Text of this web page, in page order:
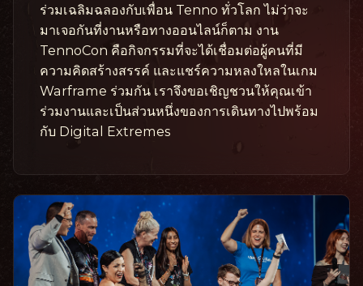
ร่วมเฉลิมฉลองกับเพื่อน Tenno ทั่วโลก ไม่ว่าจะ
มาเจอกันที่งานหรือทางออนไลน์ก็ตาม งาน
TennoCon คือกิจกรรมที่จะได้เชื่อมต่อผู้คนที่มี
ความคิดสร้างสรรค์ และแชร์ความหลงใหลในเกม
Warframe ร่วมกัน เราจึงขอเชิญชวนให้คุณเข้า
ร่วมงานและเป็นส่วนหนึ่งของการเดินทางไปพร้อม
กับ Digital Extremes